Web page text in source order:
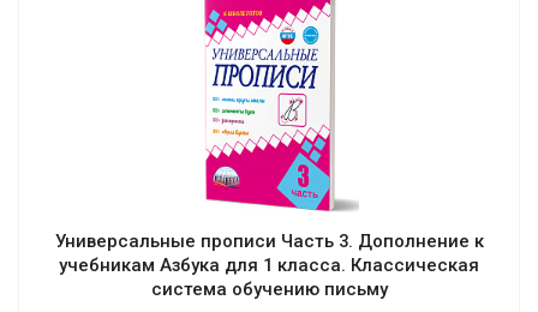
Универсальные прописи Часть 3. Дополнение к
учебникам Азбука для 1 класса. Классическая
система обучению письму